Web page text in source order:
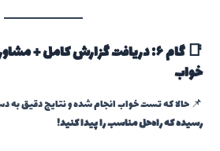
📑 گام ۶: دریافت گزارش کامل +
خواب
📌 حالا که تست خواب انجام شده و نتایج دقیق
رسیده که راه‌حل مناسب را پیدا کنید!